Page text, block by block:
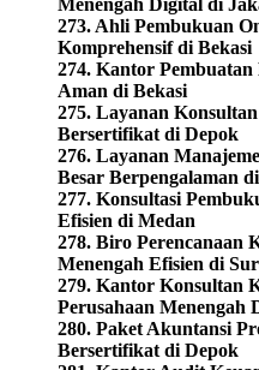
273. Ahli Pembukuan
Komprehensif di Bekasi
274. Kantor
Aman di Bekasi
275. Layanan
Bersertifikat di Depok
276. Layanan
Besar Berpengalaman
277. Konsultasi
Efisien di Medan
278. Biro Perencanaan
Menengah Efisien di
279. Kantor Konsultan
Perusahaan Menengah
280. Paket Akuntansi
Bersertifikat di Depok